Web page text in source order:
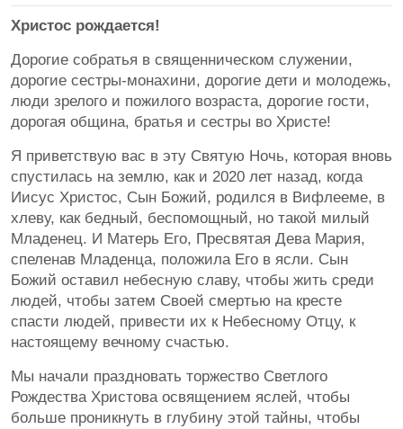
Христос рождается!
Дорогие собратья в священническом служении,
дорогие сестры-монахини, дорогие дети и молодежь,
люди зрелого и пожилого возраста, дорогие гости,
дорогая община, братья и сестры во Христе!
Я приветствую вас в эту Святую Ночь, которая вновь
спустилась на землю, как и 2020 лет назад, когда
Иисус Христос, Сын Божий, родился в Вифлееме, в
хлеву, как бедный, беспомощный, но такой милый
Младенец. И Матерь Его, Пресвятая Дева Мария,
спеленав Младенца, положила Его в ясли. Сын
Божий оставил небесную славу, чтобы жить среди
людей, чтобы затем Своей смертью на кресте
спасти людей, привести их к Небесному Отцу, к
настоящему вечному счастью.
Мы начали праздновать торжество Светлого
Рождества Христова освящением яслей, чтобы
больше проникнуть в глубину этой тайны, чтобы